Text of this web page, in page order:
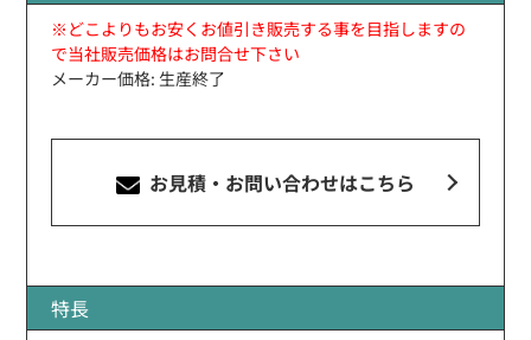
※どこよりもお安くお値引き販売する事を目指しますの
で当社販売価格はお問合せ下さい
メーカー価格: 生産終了
お見積・お問い合わせはこちら
特長